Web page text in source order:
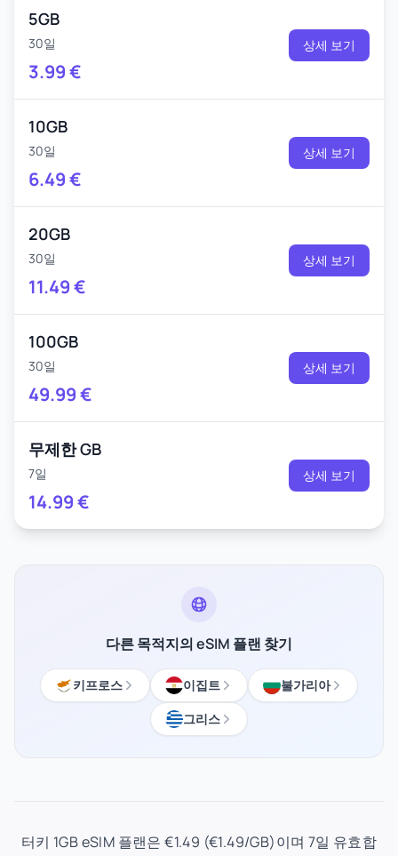
5GB
30일
3.99€
상세 보기
10GB
30일
6.49€
상세 보기
20GB
30일
11.49€
상세 보기
100GB
30일
49.99€
상세 보기
무제한 GB
7일
14.99€
상세 보기
다른 목적지의 eSIM 플랜 찾기
키프로스 이집트
불가리아
그리스
터키 1GB eSIM 플랜은 €1.49 (€1.49/GB)이며 7일 유효합